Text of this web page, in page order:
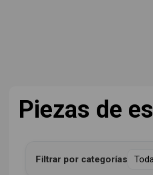
Piezas de
Filtrar por categorías